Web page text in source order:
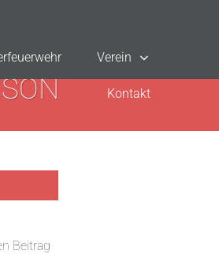
Verein
Kontakt
Beitrag